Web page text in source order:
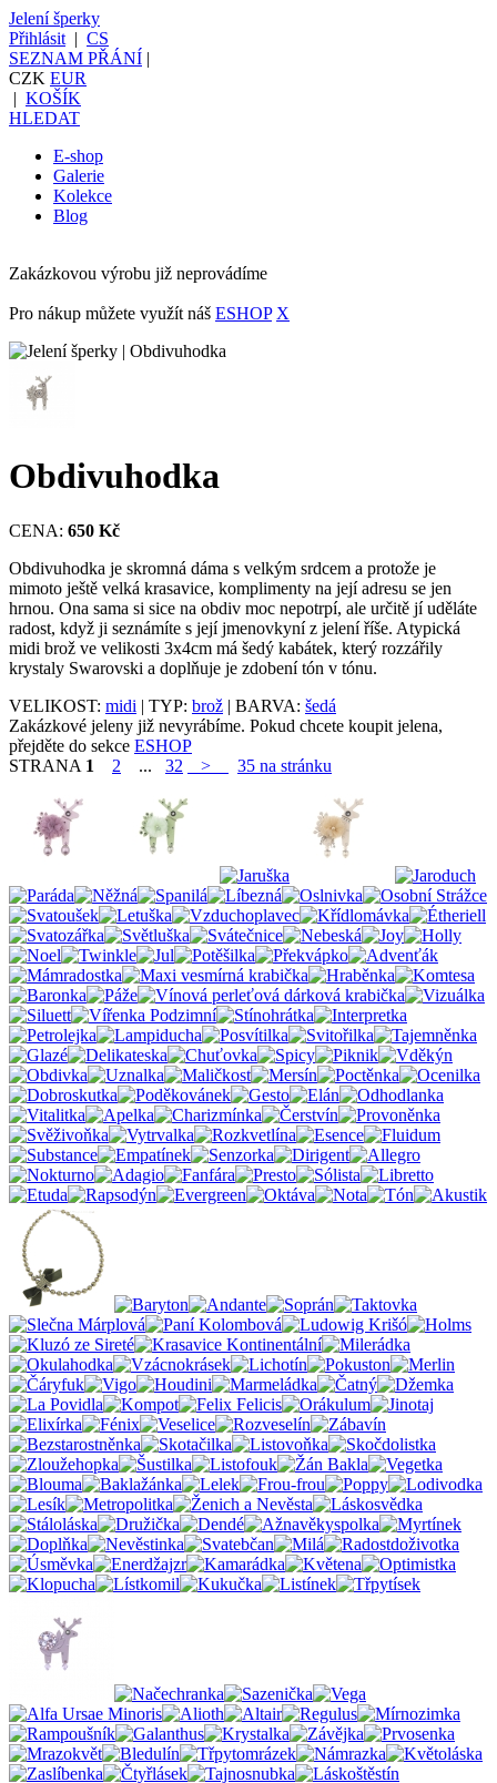
Jelení šperky
Přihlásit | CS
SEZNAM PŘÁNÍ |
CZK EUR
| KOŠÍK
HLEDAT
E-shop
Galerie
Kolekce
Blog
Zakázkovou výrobu již neprovádíme
Pro nákup můžete využít náš ESHOP X
Obdivuhodka
CENA: 650 Kč
Obdivuhodka je skromná dáma s velkým srdcem a protože je
mimoto ještě velká krasavice, komplimenty na její adresu se jen
hrnou. Ona sama si sice na obdiv moc nepotrpí, ale určitě jí uděláte
radost, když ji seznámíte s její jmenovkyní z jelení říše. Atypická
midi brož ve velikosti 3x4cm má šedý kabátek, který rozzářily
krystaly Swarovski a doplňuje je zdobení tón v tónu.
VELIKOST: midi | TYP: brož | BARVA: šedá
Zakázkové jeleny již nevyrábíme. Pokud chcete koupit jelena,
přejděte do sekce ESHOP
STRANA 1 2 ... 32 > 35 na stránku